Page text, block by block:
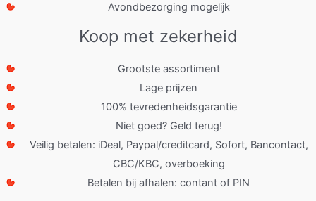
Avondbezorging mogelijk
Koop met zekerheid
Grootste assortiment
Lage prijzen
100% tevredenheidsgarantie
Niet goed? Geld terug!
Veilig betalen: iDeal, Paypal/creditcard, Sofort, Bancontact,
CBC/KBC, overboeking
Betalen bij afhalen: contant of PIN